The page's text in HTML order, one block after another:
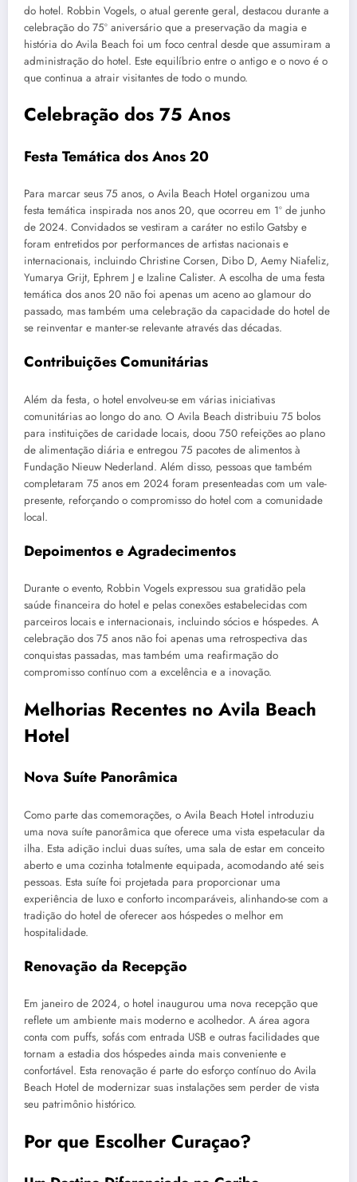
do hotel. Robbin Vogels, o atual gerente geral, destacou durante a
celebração do 75º aniversário que a preservação da magia e
história do Avila Beach foi um foco central desde que assumiram a
administração do hotel. Este equilíbrio entre o antigo e o novo é o
que continua a atrair visitantes de todo o mundo.
Celebração dos 75 Anos
Festa Temática dos Anos 20
Para marcar seus 75 anos, o Avila Beach Hotel organizou uma
festa temática inspirada nos anos 20, que ocorreu em 1º de junho
de 2024. Convidados se vestiram a caráter no estilo Gatsby e
foram entretidos por performances de artistas nacionais e
internacionais, incluindo Christine Corsen, Dibo D, Aemy Niafeliz,
Yumarya Grijt, Ephrem J e Izaline Calister. A escolha de uma festa
temática dos anos 20 não foi apenas um aceno ao glamour do
passado, mas também uma celebração da capacidade do hotel de
se reinventar e manter-se relevante através das décadas.
Contribuições Comunitárias
Além da festa, o hotel envolveu-se em várias iniciativas
comunitárias ao longo do ano. O Avila Beach distribuiu 75 bolos
para instituições de caridade locais, doou 750 refeições ao plano
de alimentação diária e entregou 75 pacotes de alimentos à
Fundação Nieuw Nederland. Além disso, pessoas que também
completaram 75 anos em 2024 foram presenteadas com um vale-
presente, reforçando o compromisso do hotel com a comunidade
local.
Depoimentos e Agradecimentos
Durante o evento, Robbin Vogels expressou sua gratidão pela
saúde financeira do hotel e pelas conexões estabelecidas com
parceiros locais e internacionais, incluindo sócios e hóspedes. A
celebração dos 75 anos não foi apenas uma retrospectiva das
conquistas passadas, mas também uma reafirmação do
compromisso contínuo com a excelência e a inovação.
Melhorias Recentes no Avila Beach
Hotel
Nova Suíte Panorâmica
Como parte das comemorações, o Avila Beach Hotel introduziu
uma nova suíte panorâmica que oferece uma vista espetacular da
ilha. Esta adição inclui duas suítes, uma sala de estar em conceito
aberto e uma cozinha totalmente equipada, acomodando até seis
pessoas. Esta suíte foi projetada para proporcionar uma
experiência de luxo e conforto incomparáveis, alinhando-se com a
tradição do hotel de oferecer aos hóspedes o melhor em
hospitalidade.
Renovação da Recepção
Em janeiro de 2024, o hotel inaugurou uma nova recepção que
reflete um ambiente mais moderno e acolhedor. A área agora
conta com puffs, sofás com entrada USB e outras facilidades que
tornam a estadia dos hóspedes ainda mais conveniente e
confortável. Esta renovação é parte do esforço contínuo do Avila
Beach Hotel de modernizar suas instalações sem perder de vista
seu patrimônio histórico.
Por que Escolher Curaçao?